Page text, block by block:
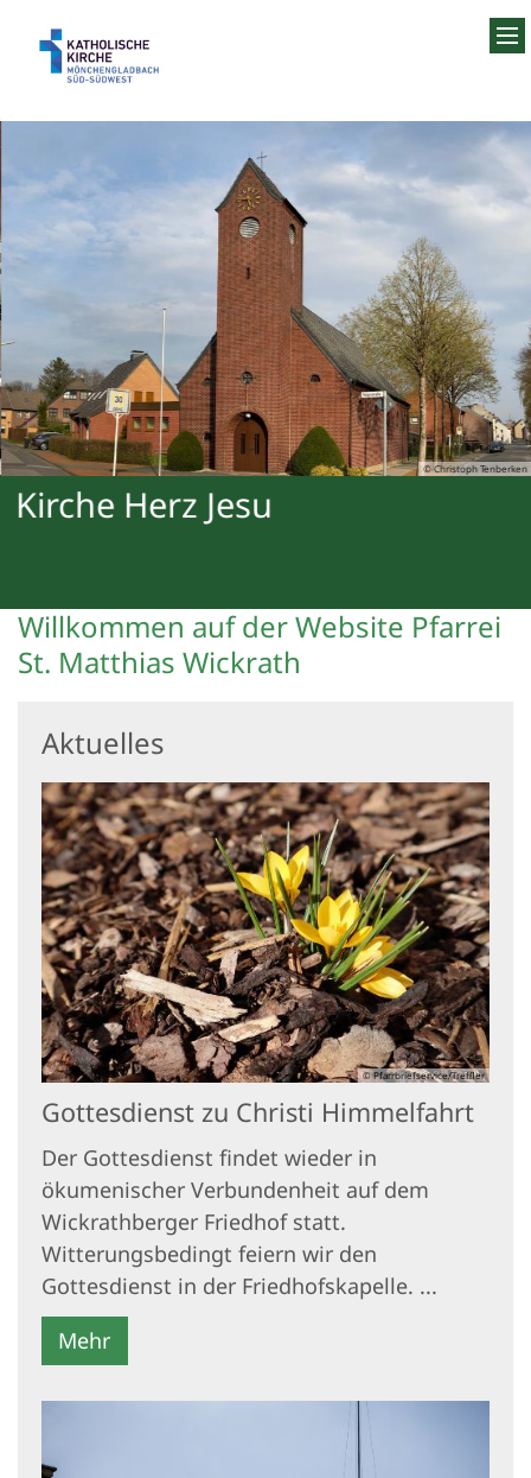
© Christoph Tenberken
Kirche Herz Jesu
Willkommen auf der Website Pfarrei
St. Matthias Wickrath
Aktuelles
© Pfarrbriefservice/Treffler
Gottesdienst zu Christi Himmelfahrt
Der Gottesdienst findet wieder in
ökumenischer Verbundenheit auf dem
Wickrathberger Friedhof statt.
Witterungsbedingt feiern wir den
Gottesdienst in der Friedhofskapelle. ...
Mehr